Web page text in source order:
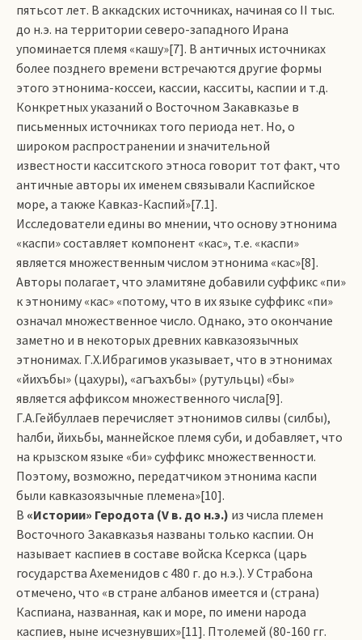
пятьсот лет. В аккадских источниках, начиная со II тыс.
до н.э. на территории северо-западного Ирана
упоминается племя «кашу»[7]. В античных источниках
более позднего времени встречаются другие формы
этого этнонима-коссеи, кассии, касситы, каспии и т.д.
Конкретных указаний о Восточном Закавказье в
письменных источниках того периода нет. Но, о
широком распространении и значительной
известности касситского этноса говорит тот факт, что
античные авторы их именем связывали Каспийское
море, а также Кавказ-Каспий»[7.1].
Исследователи едины во мнении, что основу этнонима
«каспи» составляет компонент «кас», т.е. «каспи»
является множественным числом этнонима «кас»[8].
Авторы полагает, что эламитяне добавили суффикс «пи»
к этнониму «кас» «потому, что в их языке суффикс «пи»
означал множественное число. Однако, это окончание
заметно и в некоторых древних кавказоязычных
этнонимах. Г.Х.Ибрагимов указывает, что в этнони­мах
«йихъбы» (цахуры), «агъахъбы» (рутульцы) «бы»
является аффиксом множественного числа[9].
Г.А.Гейбуллаев перечисляет этнонимов силвы (силбы),
hалби, йихьбы, маннейское племя суби, и добавляет, что
на крызском языке «би» суффикс множественности.
Поэтому, возможно, передатчиком этнонима каспи
были кавказоязычные племена»[10].
В «Истории» Геродота (V в. до н.э.) из числа племен
Восточного Закавказья названы толь­ко каспии. Он
называет каспиев в составе войска Ксеркса (царь
государства Ахеменидов с 480 г. до н.э.). У Страбона
отмечено, что «в стране албанов имеется и (страна)
Каспиана, названная, как и море, по имени народа
каспиев, ныне исчезнувших»[11]. Птолемей (80-160 гг.